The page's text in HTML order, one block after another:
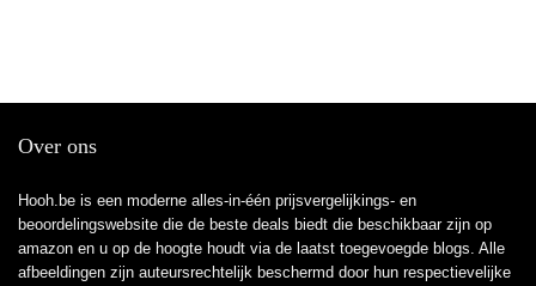
Over ons
Hooh.be is een moderne alles-in-één prijsvergelijkings- en
beoordelingswebsite die de beste deals biedt die beschikbaar zijn op
amazon en u op de hoogte houdt via de laatst toegevoegde blogs. Alle
afbeeldingen zijn auteursrechtelijk beschermd door hun respectievelijke